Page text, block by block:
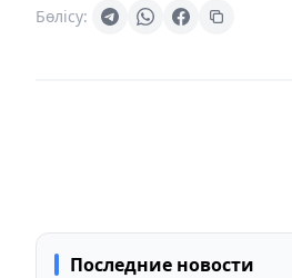
Бөлісу:
Последние новости